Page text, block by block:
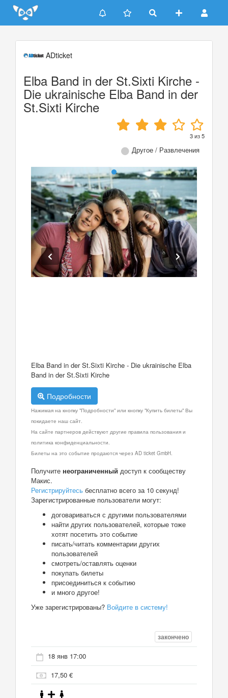
Update cookies preferences
ADticket
Elba Band in der St.Sixti Kirche -
Die ukrainische Elba Band in der
St.Sixti Kirche
3из5
Другое / Развлечения
Elba Band in der St.Sixti Kirche - Die ukrainische Elba
Band in der St.Sixti Kirche
Подробности
Нажимая на кнопку "Подробности" или кнопку "Купить билеты" Вы
покидаете наш сайт.
На сайте партнеров действуют другие правила пользования и
политика конфиденциальности.
Билеты на это событие продаются через AD ticket GmbH.
Получите неограниченный доступ к сообществу
Макис.
Регистрируйтесь бесплатно всего за 10 секунд!
Зарегистрированные пользователи могут:
договариваться с другими пользователями
найти других пользователей, которые тоже
хотят посетить это событие
писать/читать комментарии других
пользователей
смотреть/оставлять оценки
покупать билеты
присоединиться к событию
и много другое!
Уже зарегистрированы? Войдите в систему!
закончено
18 янв 17:00
17,50 €